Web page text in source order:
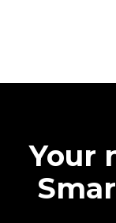
Your